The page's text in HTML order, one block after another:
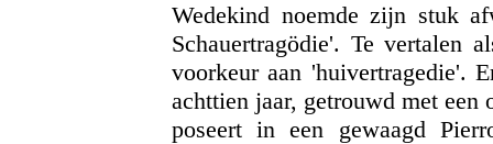
Wedekind noemde zijn stuk
Schauertragödie'. Te vertalen
voorkeur aan 'huivertragedie'.
achttien jaar, getrouwd met
poseert in een gewaagd